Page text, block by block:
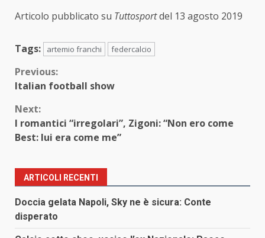
Articolo pubblicato su Tuttosportdel 13 agosto 2019
Tags: artemio franchi federcalcio
Continue
Previous:
Italian football show
Next:
I romantici “irregolari”, Zigoni: “Non ero come
Best: lui era come me”
ARTICOLI RECENTI
Doccia gelata Napoli, Sky ne è sicura: Conte
disperato